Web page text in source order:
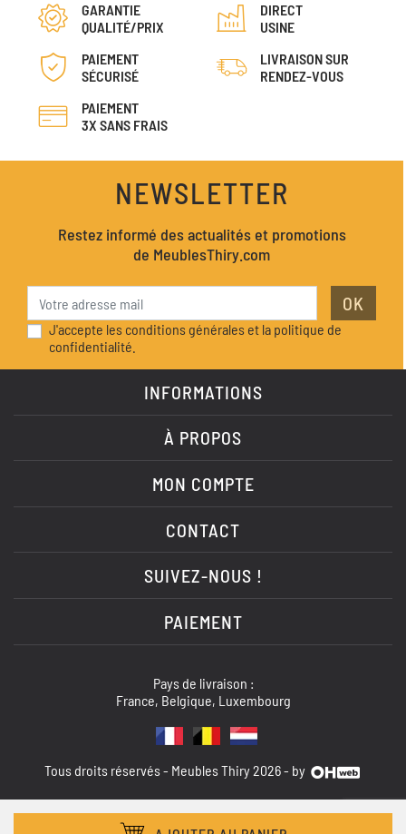
GARANTIE
QUALITÉ/PRIX
DIRECT
USINE
PAIEMENT
SÉCURISÉ
LIVRAISON SUR
RENDEZ-VOUS
PAIEMENT
3X SANS FRAIS
NEWSLETTER
Restez informé des actualités et promotions
de MeublesThiry.com
OK
J'accepte les conditions générales et la politique de
confidentialité.
INFORMATIONS
À PROPOS
MON COMPTE
CONTACT
SUIVEZ-NOUS !
PAIEMENT
Pays de livraison :
France, Belgique, Luxembourg
Tous droits réservés - Meubles Thiry 2026 - by